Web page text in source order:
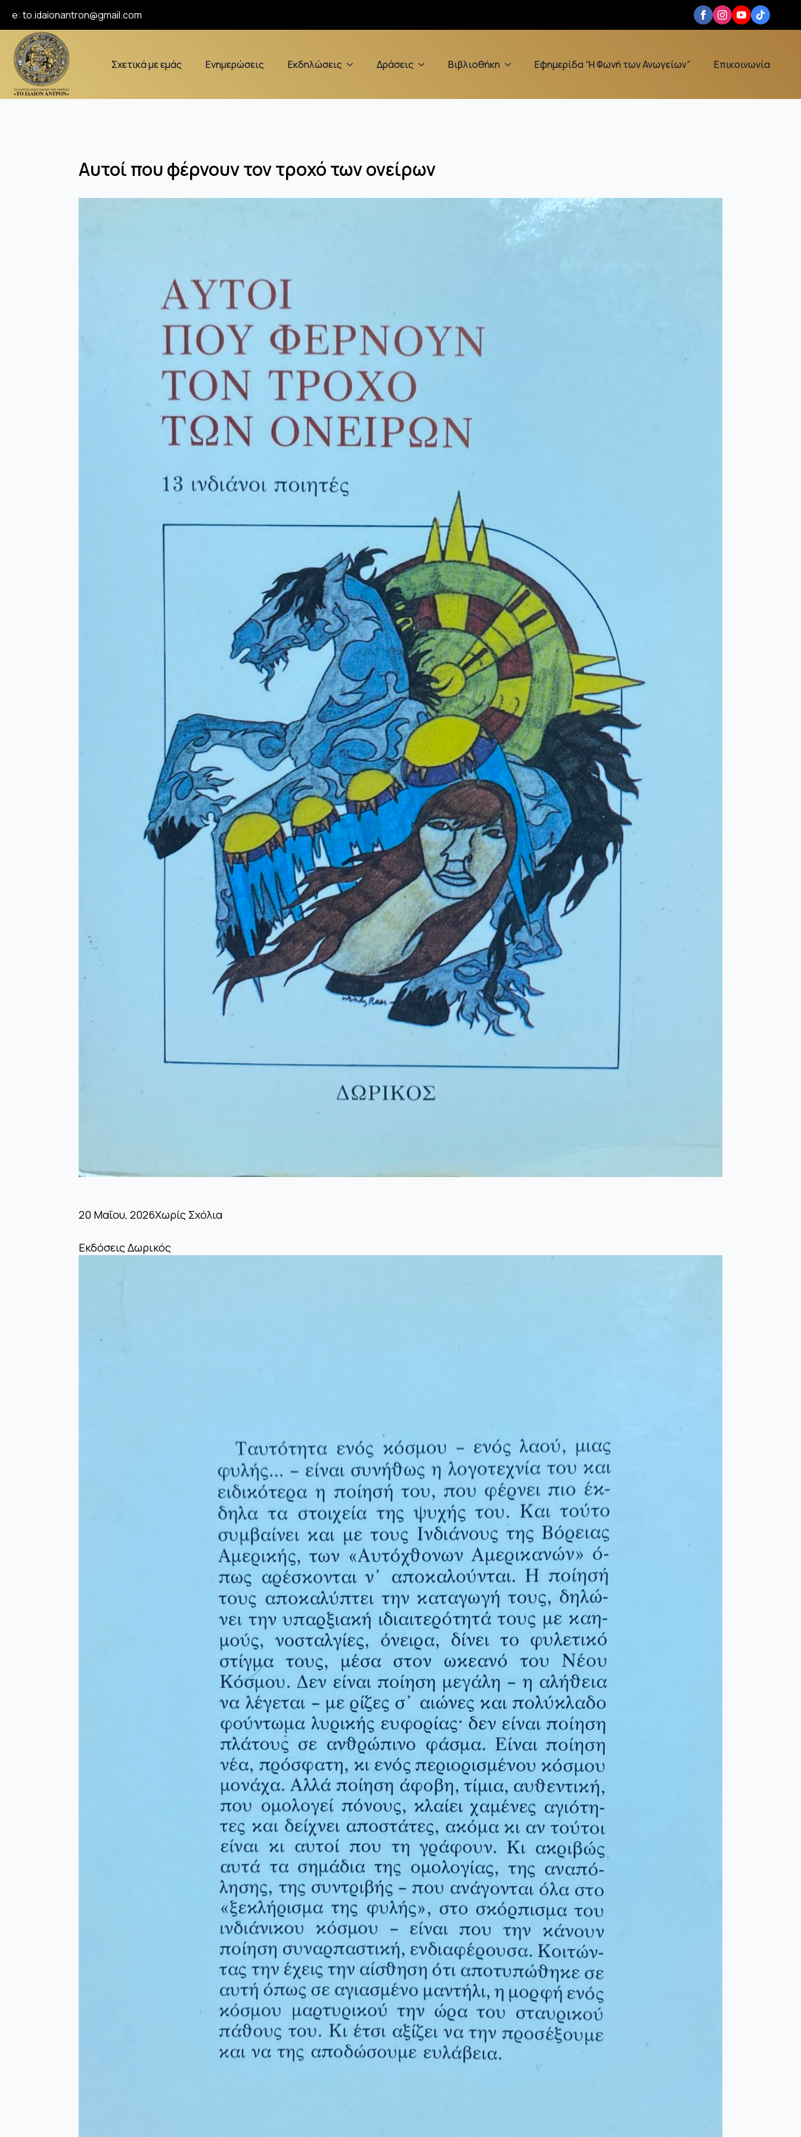
e:to.idaionantron@gmail.com
Σχετικά με εμάς Ενημερώσεις Εκδηλώσεις Δράσεις Βιβλιοθήκη Εφημερίδα “Η Φωνή των Ανωγείων” Επικοινωνία
Αυτοί που φέρνουν τον τροχό των ονείρων
20 Μαΐου, 2026Χωρίς Σχόλια
Εκδόσεις Δωρικός